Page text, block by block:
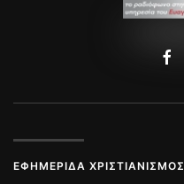
ΕΦΗΜΕΡΊΔΑ ΧΡΙΣΤΙΑΝΙΣΜΌΣ